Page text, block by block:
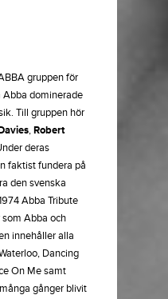
gruppen för
Abba dominerade
Till gruppen hör
,Robert
deras
faktist fundera på
den svenska
Abba Tribute
Abba och
innehåller alla
Dancing
On Me samt
gånger blivit